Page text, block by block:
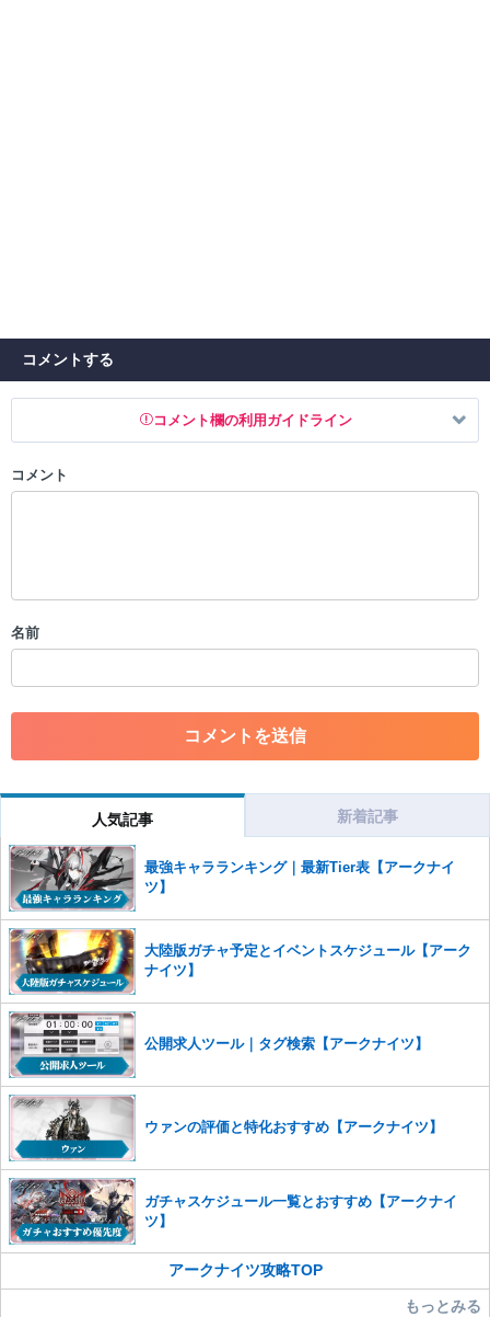
コメントする
コメント欄の利用ガイドライン
以下の書き込みを禁止とし、場合によってはコメント削除や書き込み制
・一度削除された投稿を再び投稿すること
・アカウントの売買など金銭が絡む内容の投稿
・各ゲームのネタバレを含む内容の投稿
・その他、管理者が不適切と判断した投稿
だけますでしょうか。
※投稿内容を確認後、順次対応さ
せていただきます。ご了承ください。
※一度削除したコメントは復元ができませんのでご注意くだ
さい。
また、過度な利用規約の違反や、弊社に損害の及ぶ内容の書き込みがあ
った場合は、法的措置をとらせていただく場合もございますので、あら
かじめご理解くださいませ。
コメント
名前
人気記事 新着記事
最強キャラランキング｜最新Tier表【アークナイ
ツ】
大陸版ガチャ予定とイベントスケジュール【アーク
ナイツ】
公開求人ツール｜タグ検索【アークナイツ】
ウァンの評価と特化おすすめ【アークナイツ】
ガチャスケジュール一覧とおすすめ【アークナイ
ツ】
アークナイツ攻略TOP
もっとみる